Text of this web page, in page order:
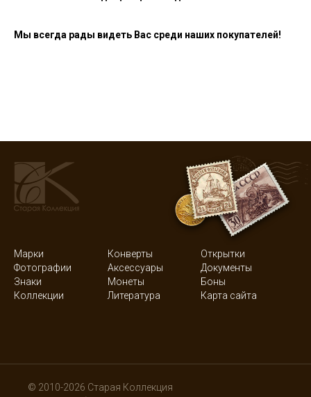
Мы всегда рады видеть Вас среди наших покупателей!
Марки Конверты
Открытки
Фотографии
Аксессуары
Документы
Знаки
Монеты
Боны
Коллекции
Литература Карта сайта
© 2010-2026 Старая Коллекция